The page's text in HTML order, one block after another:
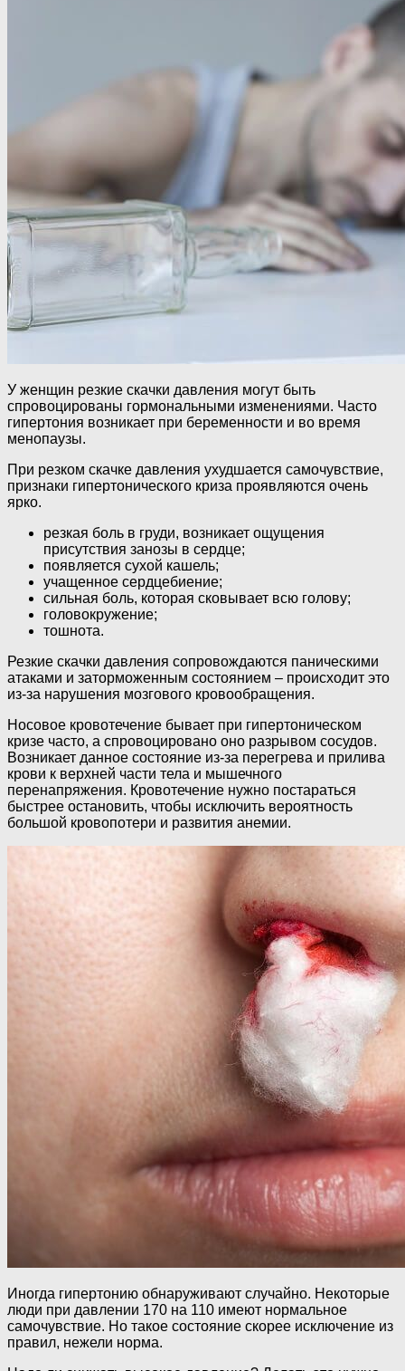
У женщин резкие скачки давления могут быть
спровоцированы гормональными изменениями. Часто
гипертония возникает при беременности и во время
менопаузы.
При резком скачке давления ухудшается самочувствие,
признаки гипертонического криза проявляются очень
ярко.
резкая боль в груди, возникает ощущения
присутствия занозы в сердце;
появляется сухой кашель;
учащенное сердцебиение;
сильная боль, которая сковывает всю голову;
головокружение;
тошнота.
Резкие скачки давления сопровождаются паническими
атаками и заторможенным состоянием – происходит это
из-за нарушения мозгового кровообращения.
Носовое кровотечение бывает при гипертоническом
кризе часто, а спровоцировано оно разрывом сосудов.
Возникает данное состояние из-за перегрева и прилива
крови к верхней части тела и мышечного
перенапряжения. Кровотечение нужно постараться
быстрее остановить, чтобы исключить вероятность
большой кровопотери и развития анемии.
Иногда гипертонию обнаруживают случайно. Некоторые
люди при давлении 170 на 110 имеют нормальное
самочувствие. Но такое состояние скорее исключение из
правил, нежели норма.